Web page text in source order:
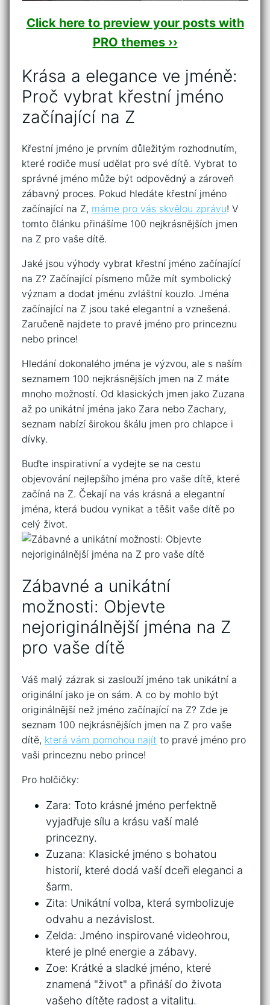
Click here to preview your posts with
PRO themes ››
Krása a elegance ve jméně:
Proč vybrat křestní jméno
začínající ​na Z
Křestní jméno je⁣ prvním důležitým rozhodnutím,
které rodiče musí udělat pro ‌své dítě. Vybrat to
správné jméno může být​ odpovědný a ⁤zároveň
zábavný proces. Pokud hledáte křestní ‌jméno
začínající na Z, máme pro vás skvělou zprávu! V
tomto⁣ článku⁣ přinášíme 100 nejkrásnějších jmen
na Z pro‌ vaše dítě. ⁣
Jaké⁣ jsou výhody vybrat křestní jméno začínající
na Z? Začínající ⁣písmeno může mít symbolický
význam a ⁢dodat ⁤jménu zvláštní⁢ kouzlo. Jména
začínající na Z jsou také elegantní⁣ a‍ vznešená.
Zaručeně najdete to pravé jméno ⁢pro ‌princeznu⁢
nebo prince!
Hledání dokonalého jména je výzvou, ⁣ale s‌ naším
seznamem 100 nejkrásnějších jmen na Z máte
mnoho možností. Od klasických jmen jako⁣ Zuzana
až ‌po unikátní ‍jména jako Zara nebo Zachary,
seznam nabízí širokou škálu jmen pro chlapce ​i
dívky.
Buďte inspirativní a vydejte se na cestu
objevování nejlepšího jména pro vaše ⁢dítě, které
začíná na Z. Čekají ‌na vás krásná a elegantní
jména, která ⁤budou vynikat a těšit⁣ vaše dítě po⁢
celý život.
Zábavné a unikátní
možnosti: Objevte
nejoriginálnější jména na Z
pro⁤ vaše ​dítě
Váš malý zázrak si zaslouží jméno tak ‍unikátní a
originální jako je on sám. A co by ⁣mohlo být
‍originálnější než jméno začínající na Z?⁢ Zde je
seznam⁤ 100 ⁣nejkrásnějších jmen na Z pro vaše
dítě, která vám pomohou najít to pravé‌ jméno pro
​vaši princeznu nebo prince!
Pro holčičky:
Zara: Toto‍ krásné jméno perfektně
⁤vyjadřuje‌ sílu a krásu⁤ vaší malé
princezny.
Zuzana: Klasické ‌jméno s‍ bohatou
⁢historií, které dodá ‌vaší dceři⁢ eleganci ‍a
šarm.
Zita: Unikátní volba, která symbolizuje
odvahu a nezávislost.
Zelda: Jméno inspirované videohrou,
které je plné energie‌ a zábavy.
Zoe: Krátké a sladké jméno, které
znamená "život" a přináší do života​
vašeho dítěte⁤ radost a vitalitu.